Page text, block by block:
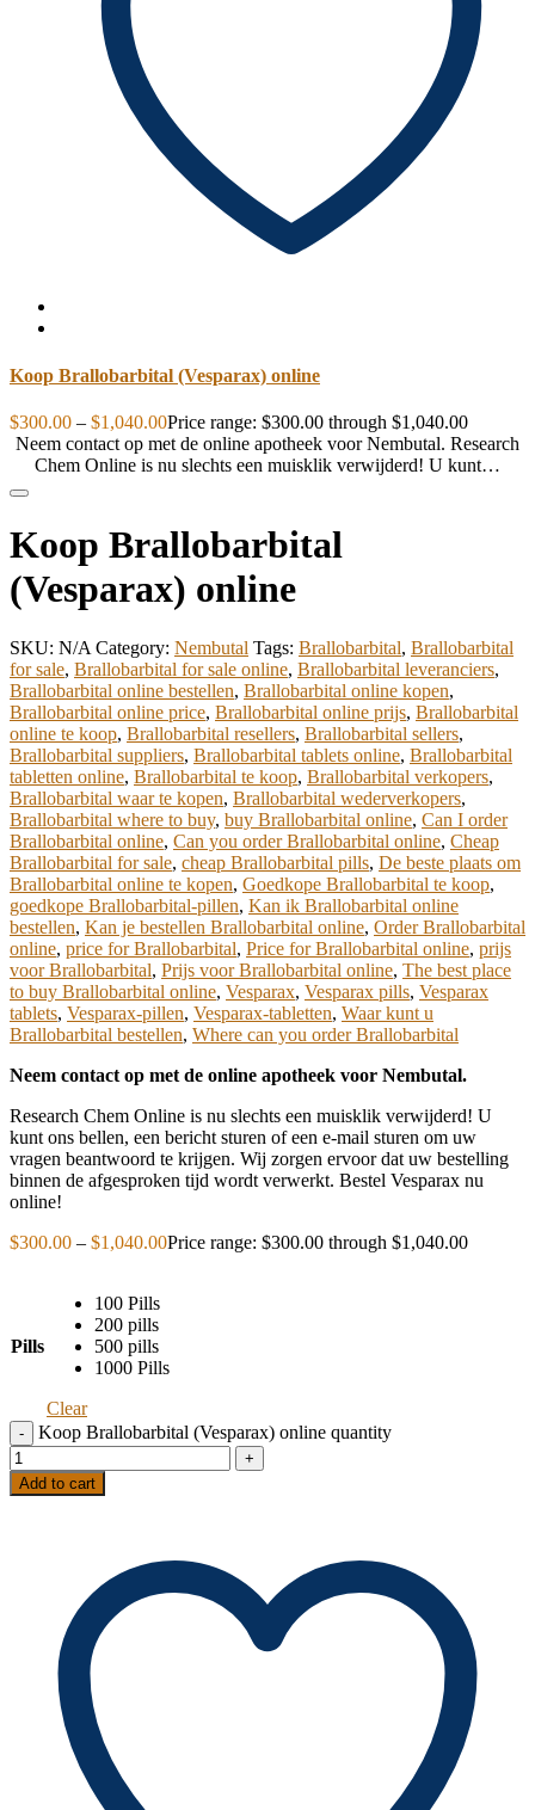
Koop Brallobarbital (Vesparax) online
$300.00 – $1,040.00Price range: $300.00 through $1,040.00
Neem contact op met de online apotheek voor Nembutal. Research
Chem Online is nu slechts een muisklik verwijderd! U kunt…
Koop Brallobarbital
(Vesparax) online
SKU: N/A Category: Nembutal Tags: Brallobarbital, Brallobarbital
for sale, Brallobarbital for sale online, Brallobarbital leveranciers,
Brallobarbital online bestellen, Brallobarbital online kopen,
Brallobarbital online price, Brallobarbital online prijs, Brallobarbital
online te koop, Brallobarbital resellers, Brallobarbital sellers,
Brallobarbital suppliers, Brallobarbital tablets online, Brallobarbital
tabletten online, Brallobarbital te koop, Brallobarbital verkopers,
Brallobarbital waar te kopen, Brallobarbital wederverkopers,
Brallobarbital where to buy, buy Brallobarbital online, Can I order
Brallobarbital online, Can you order Brallobarbital online, Cheap
Brallobarbital for sale, cheap Brallobarbital pills, De beste plaats om
Brallobarbital online te kopen, Goedkope Brallobarbital te koop,
goedkope Brallobarbital-pillen, Kan ik Brallobarbital online
bestellen, Kan je bestellen Brallobarbital online, Order Brallobarbital
online, price for Brallobarbital, Price for Brallobarbital online, prijs
voor Brallobarbital, Prijs voor Brallobarbital online, The best place
to buy Brallobarbital online, Vesparax, Vesparax pills, Vesparax
tablets, Vesparax-pillen, Vesparax-tabletten, Waar kunt u
Brallobarbital bestellen, Where can you order Brallobarbital
Neem contact op met de online apotheek voor Nembutal.
Research Chem Online is nu slechts een muisklik verwijderd! U
kunt ons bellen, een bericht sturen of een e-mail sturen om uw
vragen beantwoord te krijgen. Wij zorgen ervoor dat uw bestelling
binnen de afgesproken tijd wordt verwerkt. Bestel Vesparax nu
online!
$300.00 – $1,040.00Price range: $300.00 through $1,040.00
Pills
100 Pills
200 pills
500 pills
1000 Pills
Clear
Koop Brallobarbital (Vesparax) online quantity
Add to cart